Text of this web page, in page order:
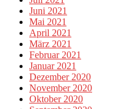
Juni 2021
Mai 2021
April 2021
März 2021
Februar 2021
Januar 2021
Dezember 2020
November 2020
Oktober 2020